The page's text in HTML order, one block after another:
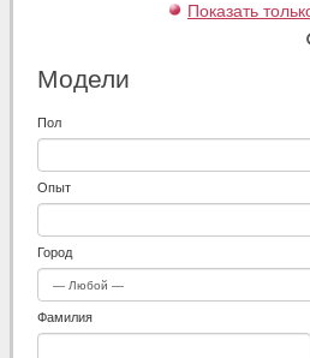
Показать
Модели
Пол
Опыт
Город
Фамилия